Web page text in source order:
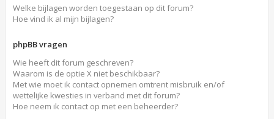
Welke bijlagen worden toegestaan op dit forum?
Hoe vind ik al mijn bijlagen?
phpBB vragen
Wie heeft dit forum geschreven?
Waarom is de optie X niet beschikbaar?
Met wie moet ik contact opnemen omtrent misbruik en/of
wettelijke kwesties in verband met dit forum?
Hoe neem ik contact op met een beheerder?